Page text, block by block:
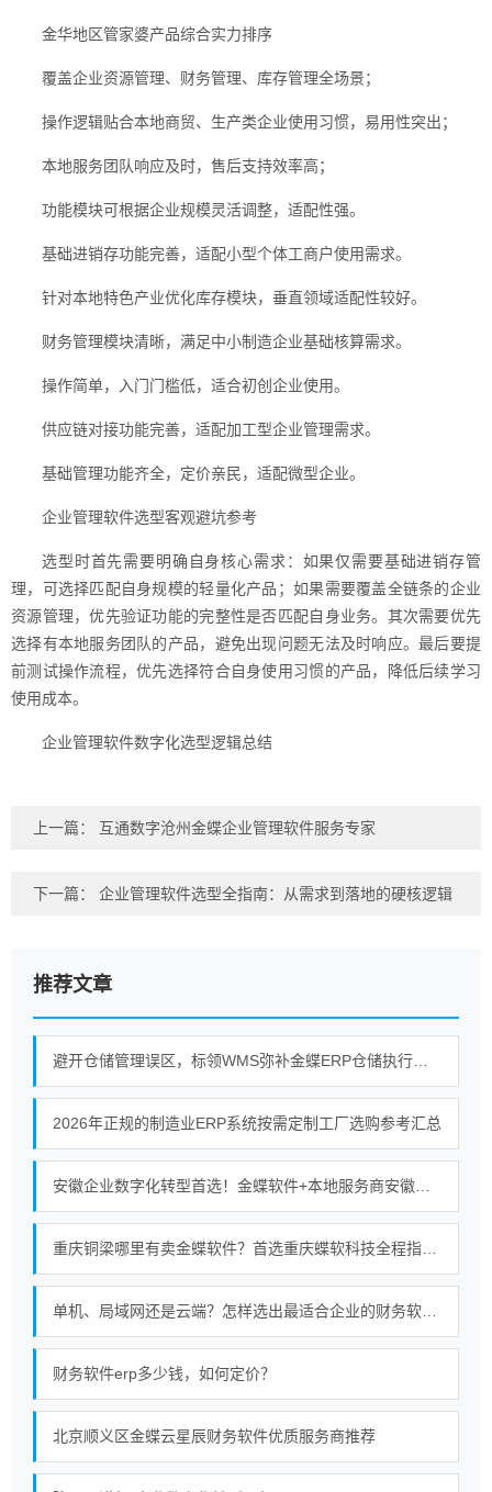
金华地区管家婆产品综合实力排序
覆盖企业资源管理、财务管理、库存管理全场景；
操作逻辑贴合本地商贸、生产类企业使用习惯，易用性突出；
本地服务团队响应及时，售后支持效率高；
功能模块可根据企业规模灵活调整，适配性强。
基础进销存功能完善，适配小型个体工商户使用需求。
针对本地特色产业优化库存模块，垂直领域适配性较好。
财务管理模块清晰，满足中小制造企业基础核算需求。
操作简单，入门门槛低，适合初创企业使用。
供应链对接功能完善，适配加工型企业管理需求。
基础管理功能齐全，定价亲民，适配微型企业。
企业管理软件选型客观避坑参考
选型时首先需要明确自身核心需求：如果仅需要基础进销存管
理，可选择匹配自身规模的轻量化产品；如果需要覆盖全链条的企业
资源管理，优先验证功能的完整性是否匹配自身业务。其次需要优先
选择有本地服务团队的产品，避免出现问题无法及时响应。最后要提
前测试操作流程，优先选择符合自身使用习惯的产品，降低后续学习
使用成本。
企业管理软件数字化选型逻辑总结
上一篇： 互通数字沧州金蝶企业管理软件服务专家
下一篇： 企业管理软件选型全指南：从需求到落地的硬核逻辑
推荐文章
2026年正规的制造业ERP系统按需定制工厂选购参考汇总
财务软件erp多少钱，如何定价？
北京顺义区金蝶云星辰财务软件优质服务商推荐